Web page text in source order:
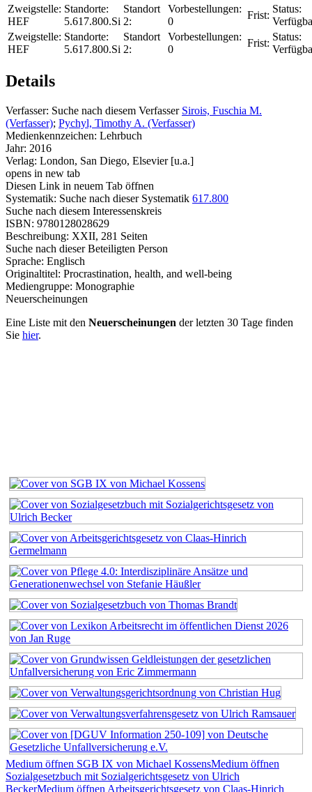
Zweigstelle:
HEF
Standorte:
5.617.800.Si
Standort
2:
Vorbestellungen:
0
Frist:
Status:
Zweigstelle:
HEF
Standorte:
5.617.800.Si
Standort
2:
Vorbestellungen:
0
Frist:
Status:
Details
Verfasser: Suche nach diesem Verfasser Sirois, Fuschia M.
(Verfasser); Pychyl, Timothy A. (Verfasser)
Medienkennzeichen: Lehrbuch
Jahr: 2016
Verlag: London, San Diego, Elsevier [u.a.]
opens in new tab
Diesen Link in neuem Tab öffnen
Systematik: Suche nach dieser Systematik 617.800
Suche nach diesem Interessenskreis
ISBN: 9780128028629
Beschreibung: XXII, 281 Seiten
Suche nach dieser Beteiligten Person
Sprache: Englisch
Originaltitel: Procrastination, health, and well-being
Mediengruppe: Monographie
Neuerscheinungen
Eine Liste mit den Neuerscheinungen der letzten 30 Tage finden
Sie hier.
Medium öffnen SGB IX von Michael KossensMedium öffnen
Sozialgesetzbuch mit Sozialgerichtsgesetz von Ulrich
BeckerMedium öffnen Arbeitsgerichtsgesetz von Claas-Hinrich